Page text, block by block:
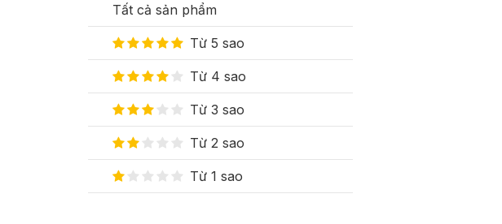
Tất cả sản phẩm
Từ 5 sao
Từ 4 sao
Từ 3 sao
Từ 2 sao
Từ 1 sao